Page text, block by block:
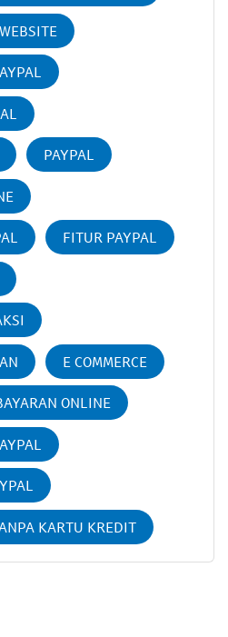
PAYPAL
FITUR PAYPAL
E COMMERCE
ONLINE
KARTU KREDIT